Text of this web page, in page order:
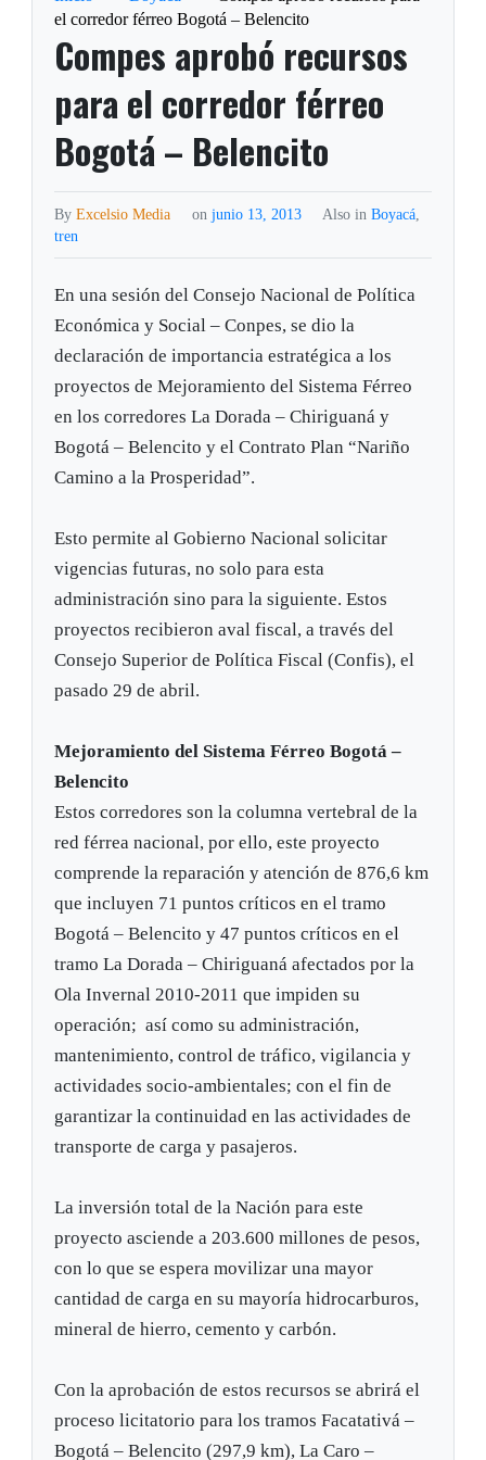
el corredor férreo Bogotá – Belencito
Compes aprobó recursos
para el corredor férreo
Bogotá – Belencito
ByExcelsio Media on junio 13, 2013 Also in Boyacá,
tren
En una sesión del Consejo Nacional de Política
Económica y Social – Conpes, se dio la
declaración de importancia estratégica a los
proyectos de Mejoramiento del Sistema Férreo
en los corredores La Dorada – Chiriguaná y
Bogotá – Belencito y el Contrato Plan “Nariño
Camino a la Prosperidad”.
Esto permite al Gobierno Nacional solicitar
vigencias futuras, no solo para esta
administración sino para la siguiente. Estos
proyectos recibieron aval fiscal, a través del
Consejo Superior de Política Fiscal (Confis), el
pasado 29 de abril.
Mejoramiento del Sistema Férreo Bogotá –
Belencito
Estos corredores son la columna vertebral de la
red férrea nacional, por ello, este proyecto
comprende la reparación y atención de 876,6 km
que incluyen 71 puntos críticos en el tramo
Bogotá – Belencito y 47 puntos críticos en el
tramo La Dorada – Chiriguaná afectados por la
Ola Invernal 2010-2011 que impiden su
operación; así como su administración,
mantenimiento, control de tráfico, vigilancia y
actividades socio-ambientales; con el fin de
garantizar la continuidad en las actividades de
transporte de carga y pasajeros.
La inversión total de la Nación para este
proyecto asciende a 203.600 millones de pesos,
con lo que se espera movilizar una mayor
cantidad de carga en su mayoría hidrocarburos,
mineral de hierro, cemento y carbón.
Con la aprobación de estos recursos se abrirá el
proceso licitatorio para los tramos Facatativá –
Bogotá – Belencito (297,9 km), La Caro –